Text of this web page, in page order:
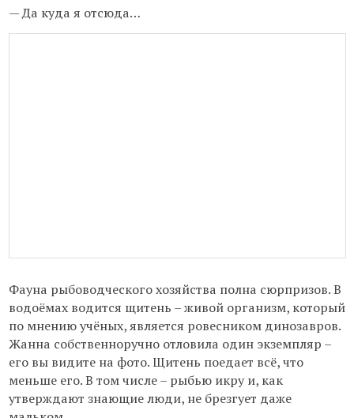
— Да куда я отсюда…
Фауна рыбоводческого хозяйства полна сюрпризов. В
водоёмах водится щитень – живой организм, который
по мнению учёных, является ровесником динозавров.
Жанна собственноручно отловила один экземпляр –
его вы видите на фото. Щитень поедает всё, что
меньше его. В том числе – рыбью икру и, как
утверждают знающие люди, не брезгует даже